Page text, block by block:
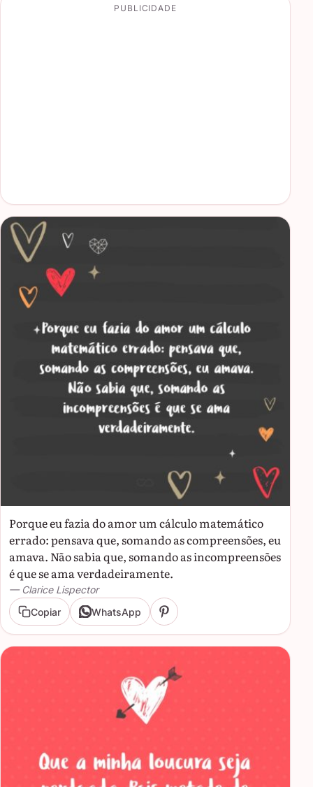
PUBLICIDADE
Porque eu fazia do amor um cálculo matemático
errado: pensava que, somando as compreensões, eu
amava. Não sabia que, somando as incompreensões
é que se ama verdadeiramente.
— Clarice Lispector
Copiar
WhatsApp